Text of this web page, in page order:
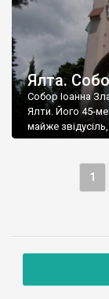
Ялта.
Собор Іоанна
Ялти. Його 45-
майже
1